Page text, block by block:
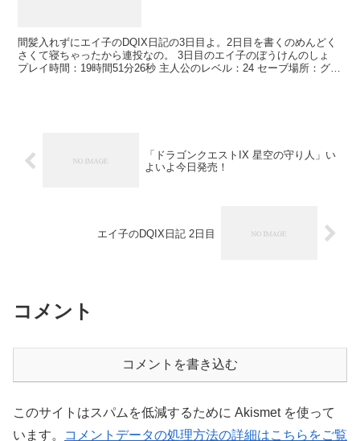
間髪入れずにエイ子のDQIX日記の3日目よ。2日目を書くのめんどく
さくて寝ちゃったから連投なの。 3日目のエイ子のぼうけんのしょ
プレイ時間：19時間51分26秒 主人公のレベル：24 セーブ場所：グビ
「ドラゴンクエストIX 星空の守り人」い
よいよ今日発売！
エイ子のDQIX日記 2日目
コメント
コメントを書き込む
このサイトはスパムを低減するために Akismet を使って
います。
コメントデータの処理方法の詳細はこちらをご覧